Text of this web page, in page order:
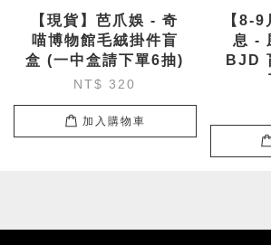
【現貨】芭爪娛 - 奇
喵博物館毛絨掛件盲
盒 (一中盒請下單6抽)
NT$ 320
加入購物車
【8-
息 -
BJD